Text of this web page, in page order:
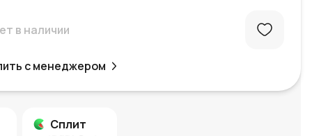
в наличии
с менеджером
Сплит